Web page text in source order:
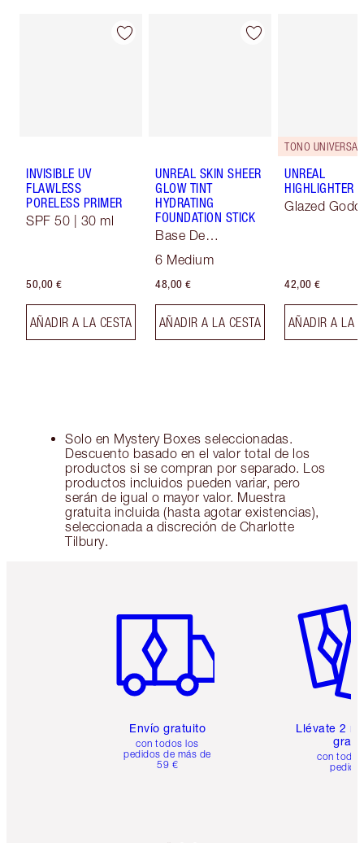
INVISIBLE UV
FLAWLESS
PORELESS PRIMER
SPF 50 | 30 ml
50,00 €
AÑADIR A LA CESTA
UNREAL SKIN SHEER
GLOW TINT
HYDRATING
FOUNDATION STICK
Base De
Focus
6 Medium
48,00 €
AÑADIR A LA CESTA
TONO UNIVERSAL
UNREAL
HIGHLIGHTER
Glazed
42,00 €
AÑADIR A LA
Solo en Mystery Boxes seleccionadas.
Descuento basado en el valor total de los
productos si se compran por separado. Los
productos incluidos pueden variar, pero
serán de igual o mayor valor. Muestra
gratuita incluida (hasta agotar existencias),
seleccionada a discreción de Charlotte
Tilbury.
Envío gratuito
con todos los
pedidos de más de
59 €
Llévate 2
gratis
con